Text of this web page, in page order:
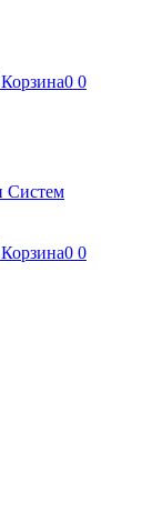
Корзина0 0
Корзина0 0